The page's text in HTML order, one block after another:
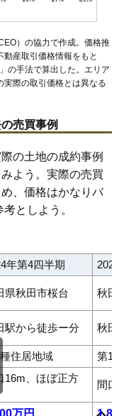
887万円 20.2%
950万円 22.6%
927万円 20.4%
768万円 6.3%
832万円 12.9%
718万円 9.0%
866万円
1,027万円 13.5%
820万円 24.9%
982万円 14.5%
811万円 16.1%
1,134万円 14.4%
971万円 16.1%
）の協力で作成。価格推
動産取引価格情報をもと
の手法で算出した。エリア
際の取引価格とは異なる
売買事例
の土地の成約事例
よう。実際の売買
、価格はかなりバ
としよう。
年第4四半期
県秋田市桜台 秋
駅から徒歩ー分 秋
住居地域 第1
16m、ほぼ正方
間
万円
町新屋田尻沢中町
屋日吉町
丘北町
松美町 新屋南浜町
田飯島川端
東町飯島美砂町
泉中央
台大町御野場卸町
北手猿田
休町川尻新川町
町河辺北野田高屋
諸井
河辺和田
新町
堤台御所野元町
王中島町